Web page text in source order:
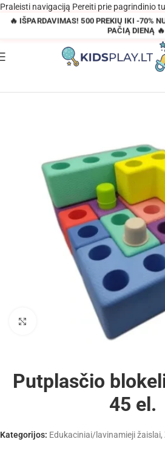
Praleisti navigaciją Pereiti prie pagrindinio
🔥 IŠPARDAVIMAS! 500 PREKIŲ IKI -70%
PAČIĄ DIENĄ 🔥
Parduotuvė Putplasčio
Putplasčio
45 el.
Kategorijos: Edukaciniai/lavinamieji žaislai,